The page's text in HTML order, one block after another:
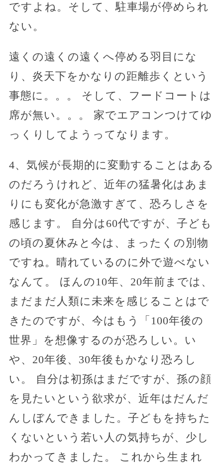
ですよね。そして、駐車場が停められ
ない。
遠くの遠くの遠くへ停める羽目にな
り、炎天下をかなりの距離歩くという
事態に。。。 そして、フードコートは
席が無い。。。 家でエアコンつけてゆ
っくりしてようってなります。
4、気候が長期的に変動することはある
のだろうけれど、近年の猛暑化はあま
りにも変化が急激すぎて、恐ろしさを
感じます。 自分は60代ですが、子ども
の頃の夏休みと今は、まったくの別物
ですね。晴れているのに外で遊べない
なんて。 ほんの10年、20年前までは、
まだまだ人類に未来を感じることはで
きたのですが、今はもう「100年後の
世界」を想像するのが恐ろしい。い
や、20年後、30年後もかなり恐ろし
い。 自分は初孫はまだですが、孫の顔
を見たいという欲求が、近年はだんだ
んしぼんできました。子どもを持ちた
くないという若い人の気持ちが、少し
わかってきました。 これから生まれ